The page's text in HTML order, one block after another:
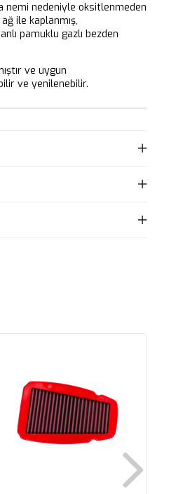
nemi nedeniyle oksitlenmeden
ile kaplanmış,
pamuklu gazlı bezden
ve uygun
ve yenilenebilir.